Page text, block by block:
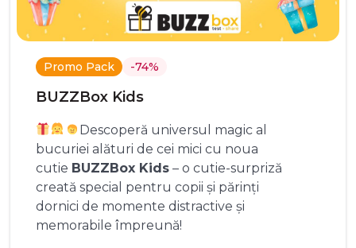
Promo Pack -74%
BUZZBox Kids
Descoperă universul magic al
bucuriei alături de cei mici cu noua
cutie BUZZBox Kids – o cutie-surpriză
creată special pentru copii și părinți
dornici de momente distractive și
memorabile împreună!